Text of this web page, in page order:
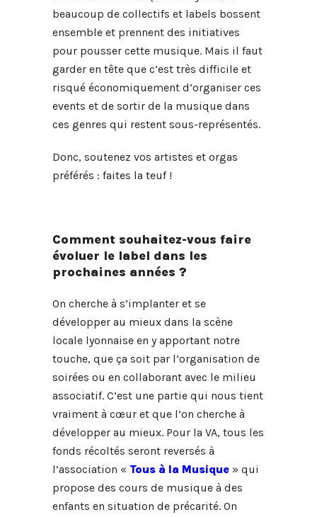
beaucoup de collectifs et labels bossent
ensemble et prennent des initiatives
pour pousser cette musique. Mais il faut
garder en tête que c’est très difficile et
risqué économiquement d’organiser ces
events et de sortir de la musique dans
ces genres qui restent sous-représentés.
Donc, soutenez vos artistes et orgas
préférés : faites la teuf !
Comment souhaitez-vous faire
évoluer le label dans les
prochaines années ?
On cherche à s’implanter et se
développer au mieux dans la scène
locale lyonnaise en y apportant notre
touche, que ça soit par l’organisation de
soirées ou en collaborant avec le milieu
associatif. C’est une partie qui nous tient
vraiment à cœur et que l’on cherche à
développer au mieux. Pour la VA, tous les
fonds récoltés seront reversés à
l’association « Tous à la Musique » qui
propose des cours de musique à des
enfants en situation de précarité. On